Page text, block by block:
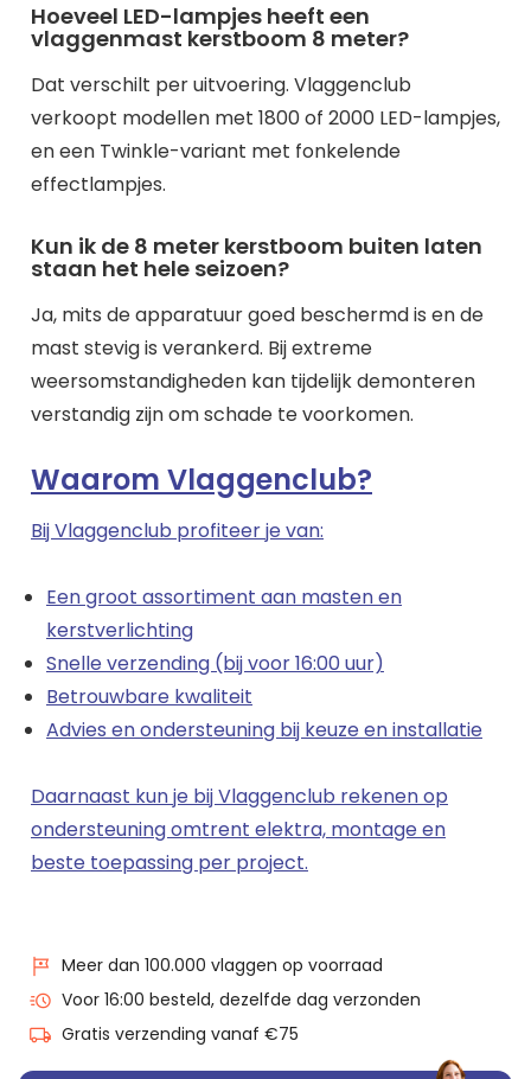
Hoeveel LED-lampjes heeft een
vlaggenmast kerstboom 8 meter?
Dat verschilt per uitvoering. Vlaggenclub
verkoopt modellen met 1800 of 2000 LED-lampjes,
en een Twinkle-variant met fonkelende
effectlampjes.
Kun ik de 8 meter kerstboom buiten laten
staan het hele seizoen?
Ja, mits de apparatuur goed beschermd is en de
mast stevig is verankerd. Bij extreme
weersomstandigheden kan tijdelijk demonteren
verstandig zijn om schade te voorkomen.
Waarom Vlaggenclub?
Bij Vlaggenclub profiteer je van:
Een groot assortiment aan masten en
kerstverlichting
Snelle verzending (bij voor 16:00 uur)
Betrouwbare kwaliteit
Advies en ondersteuning bij keuze en installatie
Daarnaast kun je bij Vlaggenclub rekenen op
ondersteuning omtrent elektra, montage en
beste toepassing per project.
Meer dan 100.000 vlaggen op voorraad
Voor 16:00 besteld, dezelfde dag verzonden
Gratis verzending vanaf €75